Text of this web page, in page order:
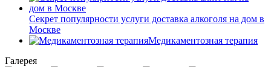
Секрет популярности услуги доставка алкоголя на дом в
Москве
Медикаментозная терапия
Галерея